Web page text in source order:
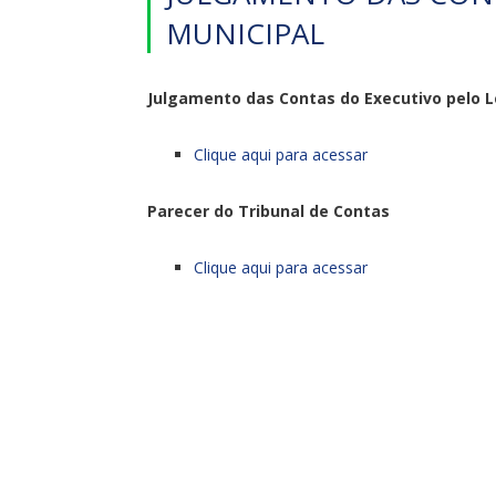
MUNICIPAL
Julgamento das Contas do Executivo pelo
Clique aqui para acessar
Parecer do Tribunal de Contas
Clique aqui para acessar